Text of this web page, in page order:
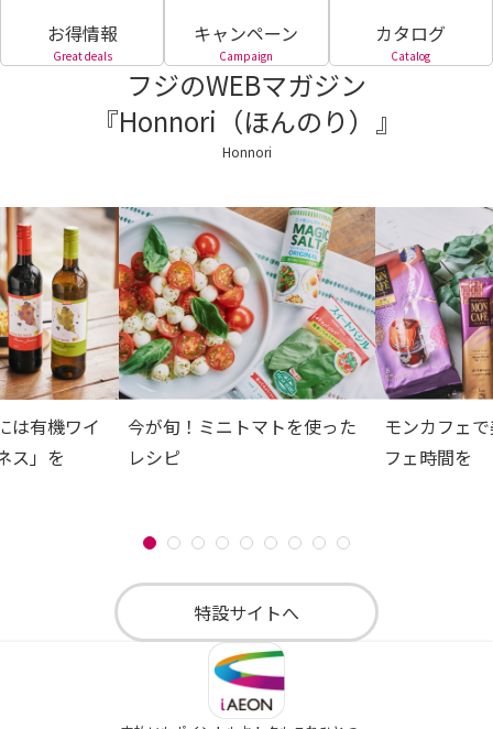
お得情報
Great deals
キャンペーン
Campaign
カタログ
Catalog
フジのWEBマガジン
『Honnori（ほんのり）』
Honnori
は有機ワイ
ス」を
今が旬！ミニトマトを使った
レシピ
モンカフェ
フェ時間を
特設サイトへ